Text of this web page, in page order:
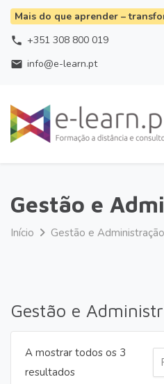
Mais do que aprender –
phone +351 308 800 019
email info@e-learn.pt
Gestão e
Início Gestão e Administração
Gestão e
A mostrar todos os 3
resultadosOrdenado